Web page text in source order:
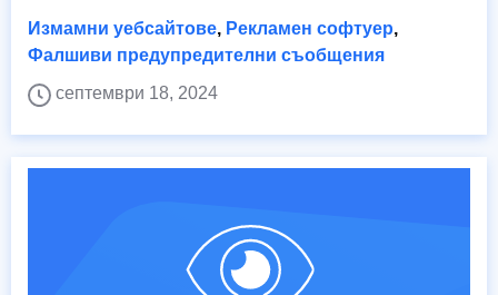
Измамни уебсайтове, Рекламен софтуер,
Фалшиви предупредителни съобщения
септември 18, 2024